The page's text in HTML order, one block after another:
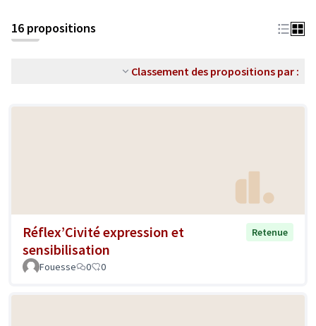
16 propositions
Classement des propositions par :
Réflex’Civité expression et
sensibilisation
Retenue
Fouesse 0 0